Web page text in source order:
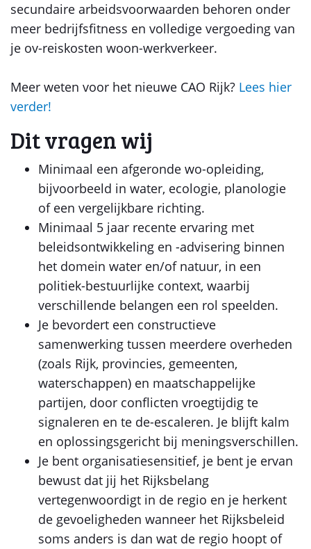
secundaire arbeidsvoorwaarden behoren onder
meer bedrijfsfitness en volledige vergoeding van
je ov-reiskosten woon-werkverkeer.
Meer weten voor het nieuwe CAO Rijk? Lees hier
verder!
Dit vragen wij
Minimaal een afgeronde wo-opleiding,
bijvoorbeeld in water, ecologie, planologie
of een vergelijkbare richting.
Minimaal 5 jaar recente ervaring met
beleidsontwikkeling en -advisering binnen
het domein water en/of natuur, in een
politiek-bestuurlijke context, waarbij
verschillende belangen een rol speelden.
Je bevordert een constructieve
samenwerking tussen meerdere overheden
(zoals Rijk, provincies, gemeenten,
waterschappen) en maatschappelijke
partijen, door conflicten vroegtijdig te
signaleren en te de-escaleren. Je blijft kalm
en oplossingsgericht bij meningsverschillen.
Je bent organisatiesensitief, je bent je ervan
bewust dat jij het Rijksbelang
vertegenwoordigt in de regio en je herkent
de gevoeligheden wanneer het Rijksbeleid
soms anders is dan wat de regio hoopt of